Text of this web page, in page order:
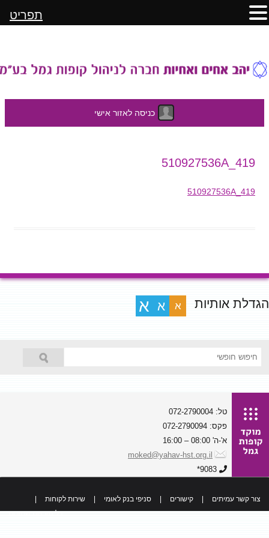
כניסה לאזור אישי
510927536A_419
510927536A_419
הגדלת אותיות א א א
טל: 072-2790004
פקס: 072-2790094
א'-ה' 08:00 – 16:00
moked@yahav-hst.org.il
9083*
צור קשר עמיתים קישורים סניפי בנק לאומי שירות לקוחות
כל הזכויות שמורות
תפריט